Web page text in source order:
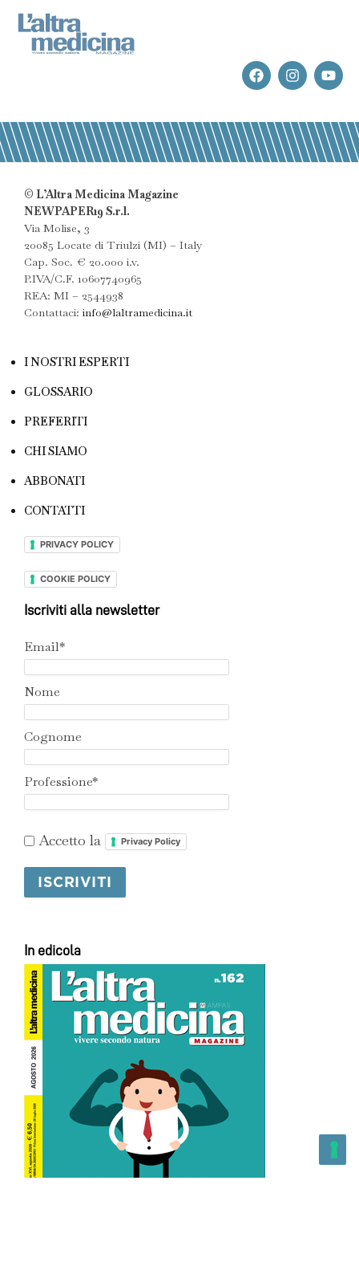
© L’Altra Medicina Magazine
NEWPAPER19 S.r.l.
Via Molise, 3
20085 Locate di Triulzi (MI) – Italy
Cap. Soc. € 20.000 i.v.
P.IVA/C.F. 10607740965
REA: MI – 2544938
Contattaci: info@laltramedicina.it
I NOSTRI ESPERTI
GLOSSARIO
PREFERITI
CHI SIAMO
ABBONATI
CONTATTI
PRIVACY POLICY
COOKIE POLICY
Iscriviti alla newsletter
Email*
Nome
Cognome
Professione*
Accetto la Privacy Policy
In edicola